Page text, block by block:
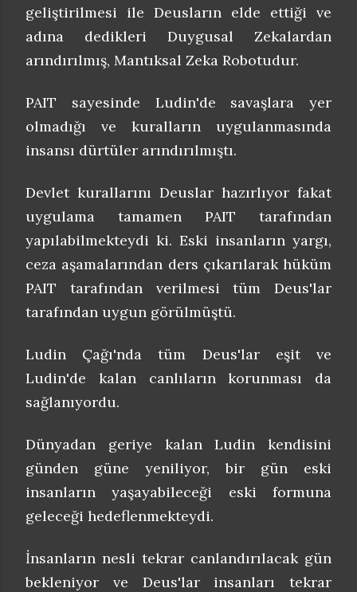
geliştirilmesi ile Deusların elde ettiği ve
adına dedikleri Duygusal Zekalardan
arındırılmış, Mantıksal Zeka Robotudur.
PAIT sayesinde Ludin'de savaşlara yer
olmadığı ve kuralların uygulanmasında
insansı dürtüler arındırılmıştı.
Devlet kurallarını Deuslar hazırlıyor fakat
uygulama tamamen PAIT tarafından
yapılabilmekteydi ki. Eski insanların yargı,
ceza aşamalarından ders çıkarılarak hüküm
PAIT tarafından verilmesi tüm Deus'lar
tarafından uygun görülmüştü.
Ludin Çağı'nda tüm Deus'lar eşit ve
Ludin'de kalan canlıların korunması da
sağlanıyordu.
Dünyadan geriye kalan Ludin kendisini
günden güne yeniliyor, bir gün eski
insanların yaşayabileceği eski formuna
geleceği hedeflenmekteydi.
İnsanların nesli tekrar canlandırılacak gün
bekleniyor ve Deus'lar insanları tekrar